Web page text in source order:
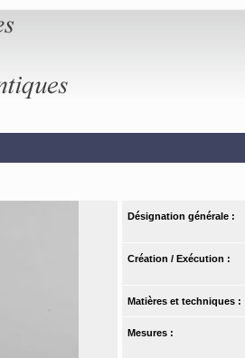
Désignation générale :
Création / Exécution :
Matières et techniques :
Mesures :